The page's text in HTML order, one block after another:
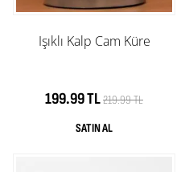
Işıklı Kalp Cam Küre
199.99 TL219.99 TL